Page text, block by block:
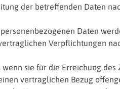
der betreffenden Daten
Daten
Verpflichtungen
sie für die Erreichung
vertraglichen Bezug